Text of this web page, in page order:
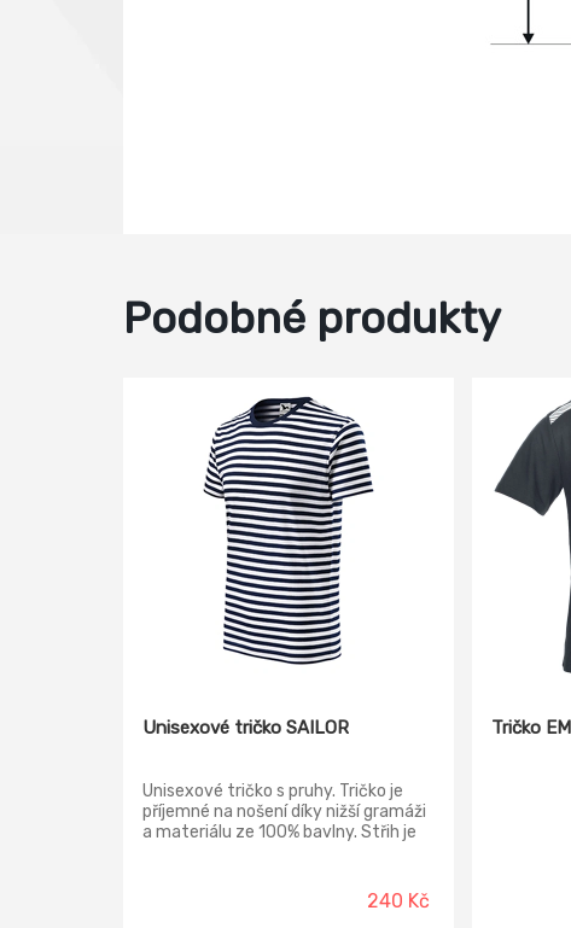
Podobné produkty
Unisexové tričko SAILOR
Unisexové tričko s pruhy. Tričko je
příjemné na nošení díky nižší gramáži
a materiálu ze 100% bavlny. Střih je
dámě, která má ráda volnější střih! V
nabídce také dámské a dětské, tak
240 Kč
Tričko